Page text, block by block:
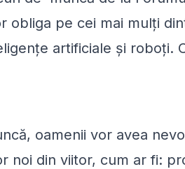
obliga pe cei mai mulți
artificiale și roboți.
oamenii vor avea
noi din viitor, cum ar fi: